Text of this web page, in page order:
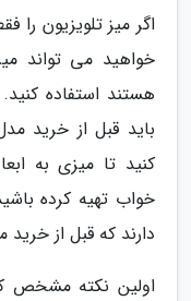
اگر میز تلویزیون را
خواهید می تواند
هستند استفاده
باید قبل از خرید
کنید تا میزی به
خواب تهیه کرده
دارند که قبل از خرید
اولین نکته مشخص